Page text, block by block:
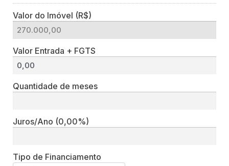
Valor do Imóvel (R$)
Valor Entrada + FGTS
Quantidade de meses
Juros/Ano (0,00%)
Tipo de Financiamento